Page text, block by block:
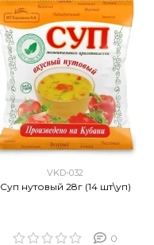
VKD-032
Суп нутовый 28г (14 шт\уп)
0